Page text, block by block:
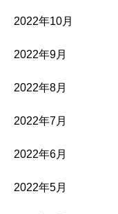
2022年10月
2022年9月
2022年8月
2022年7月
2022年6月
2022年5月